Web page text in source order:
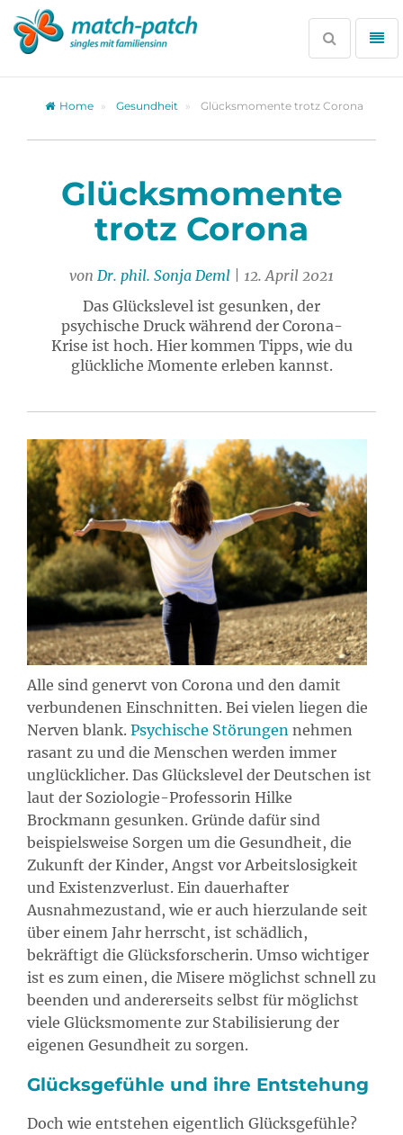
Zur
Partnersuche
Suche
öffnen
Home Gesundheit Glücksmomente trotz Corona
Glücksmomente
trotz Corona
von Dr. phil. Sonja Deml | 12. April 2021
Das Glückslevel ist gesunken, der
psychische Druck während der Corona-
Krise ist hoch. Hier kommen Tipps, wie du
glückliche Momente erleben kannst.
Alle sind genervt von Corona und den damit
verbundenen Einschnitten. Bei vielen liegen die
Nerven blank. Psychische Störungen nehmen
rasant zu und die Menschen werden immer
unglücklicher. Das Glückslevel der Deutschen ist
laut der Soziologie-Professorin Hilke
Brockmann gesunken. Gründe dafür sind
beispielsweise Sorgen um die Gesundheit, die
Zukunft der Kinder, Angst vor Arbeitslosigkeit
und Existenzverlust. Ein dauerhafter
Ausnahmezustand, wie er auch hierzulande seit
über einem Jahr herrscht, ist schädlich,
bekräftigt die Glücksforscherin. Umso wichtiger
ist es zum einen, die Misere möglichst schnell zu
beenden und andererseits selbst für möglichst
viele Glücksmomente zur Stabilisierung der
eigenen Gesundheit zu sorgen.
Glücksgefühle und ihre Entstehung
Doch wie entstehen eigentlich Glücksgefühle?